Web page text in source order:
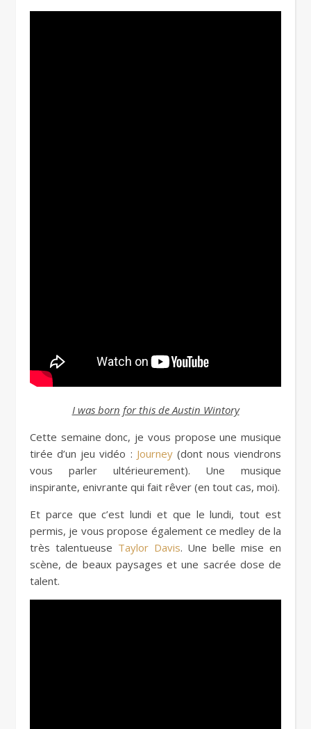
I was born for this de Austin Wintory
Cette semaine donc, je vous propose une musique
tirée d’un jeu vidéo : Journey(dont nous viendrons
vous parler ultérieurement). Une musique
inspirante, enivrante qui fait rêver (en tout cas, moi).
Et parce que c’est lundi et que le lundi, tout est
permis, je vous propose également ce medley de la
très talentueuse Taylor Davis. Une belle mise en
scène, de beaux paysages et une sacrée dose de
talent.